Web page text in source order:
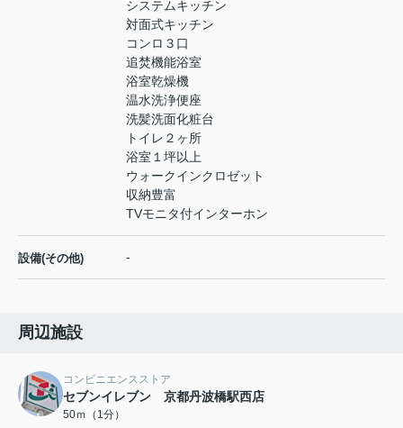
システムキッチン
対面式キッチン
コンロ３口
追焚機能浴室
浴室乾燥機
温水洗浄便座
洗髪洗面化粧台
トイレ２ヶ所
浴室１坪以上
ウォークインクロゼット
収納豊富
TVモニタ付インターホン
設備(その他) -
周辺施設
コンビニエンスストア
セブンイレブン 京都丹波橋駅西店
50ｍ（1分）